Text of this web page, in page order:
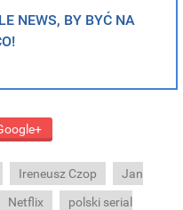
NEWS, BY BYĆ NA
Ireneusz Czop
Jan
Netflix
polski serial